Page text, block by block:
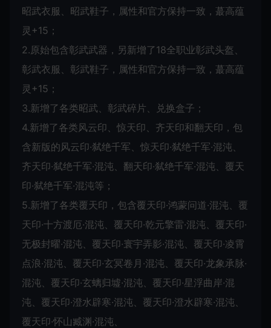
昭武衣服、昭武鞋子，属性和官方保持一致，蕞高蕴
灵+15；
2.原始包含彰武武器，另新增了18全职业彰武头盔、
彰武衣服、彰武鞋子，属性和官方保持一致，蕞高蕴
灵+15；
3.新增了各类昭武、彰武碎片、兑换盒子；
4.新增了各类风云印、惊天印、齐天印和翻天印，包
含新版的风云印·弑绝千军、惊天印·弑绝千军·混沌、
齐天印·弑绝千军·混沌、翻天印·弑绝千军·混沌、覆天
印·弑绝千军·混沌等；
5.新增了各类覆天印，包含覆天印·鸿蒙问道·混沌、覆
天印·十方渡厄·混沌、覆天印·乾元擎雷·混沌、覆天印·
无极封曜·混沌、覆天印·寰宇弄影·混沌、覆天印·凌霄
点浪·混沌、覆天印·玄冥卷月·混沌、覆天印·龙象承脉·
混沌、覆天印·玄螭归墟·混沌、覆天印·星浮曲岸·混
沌、覆天印·澄水辟寒·混沌、覆天印·澄水辟寒·混沌、
覆天印·怀山臧渊·混沌、